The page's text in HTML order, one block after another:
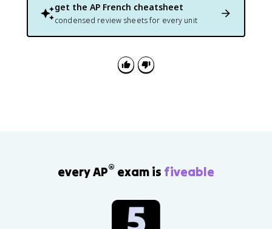
get the AP French cheatsheet
condensed review sheets for every unit
every AP® exam is fiveable